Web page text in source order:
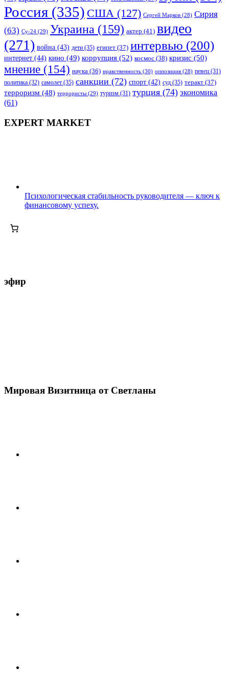
Россия (335) США (127) Сергей Марков (28) Сирия
(63) Су-24 (29) Украина (159) актер (41) видео
(271) война (43) дети (35) египет (37) интервью (200)
интернет (44) кино (49) коррупция (52) космос (38) кризис (50)
мнение (154) наука (36) нравственность (30) оппозиция (28) певец (31)
политика (32) самолет (35) санкции (72) спорт (42) суд (35) теракт (37)
терроризм (48) террористы (29) туризм (31) турция (74) экономика
(61)
EXPERT MARKET
Психологическая стабильность руководителя — ключ к
финансовому успеху.
эфир
Мировая Визитница от Светланы